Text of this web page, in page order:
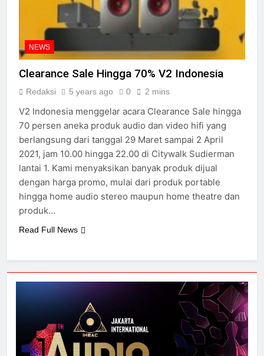
NEWS
Clearance Sale Hingga 70% V2 Indonesia
Redaksi 5 years ago 0 2 mins
V2 Indonesia menggelar acara Clearance Sale hingga
70 persen aneka produk audio dan video hifi yang
berlangsung dari tanggal 29 Maret sampai 2 April
2021, jam 10.00 hingga 22.00 di Citywalk Sudierman
lantai 1. Kami menyaksikan banyak produk dijual
dengan harga promo, mulai dari produk portable
hingga home audio stereo maupun home theatre dan
produk…
Read Full News